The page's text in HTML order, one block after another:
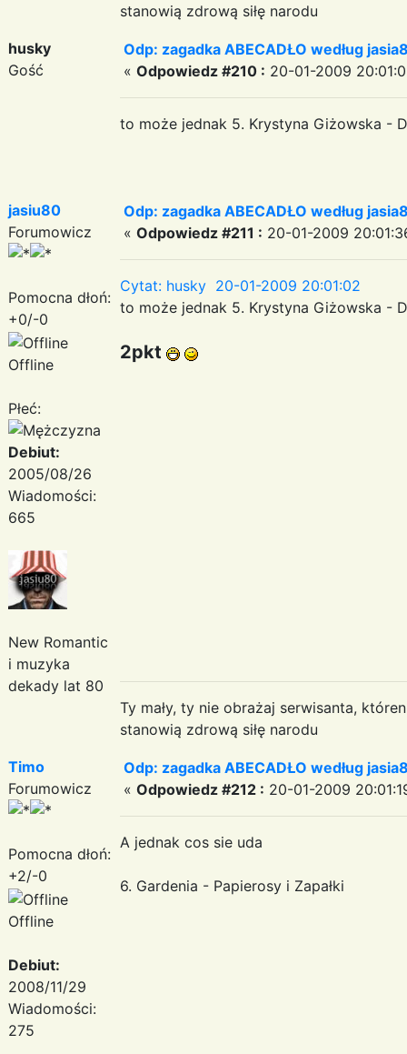
stanowią zdrową siłę narodu
husky
Gość
Odp: zagadka ABECADŁO według
« Odpowiedz #210 : 20-01-2009
to może jednak 5. Krystyna Giżowska -
jasiu80
Forumowicz
Pomocna dłoń:
+0/-0
Offline
Płeć:
Debiut:
2005/08/26
Wiadomości:
665
New Romantic
i muzyka
dekady lat 80
Odp: zagadka ABECADŁO według
« Odpowiedz #211 : 20-01-2009
Cytat: husky 20-01-2009 20:01:02
to może jednak 5. Krystyna Giżowska -
2pkt
Ty mały, ty nie obrażaj serwisanta,
stanowią zdrową siłę narodu
Timo
Forumowicz
Pomocna dłoń:
+2/-0
Offline
Debiut:
2008/11/29
Wiadomości:
275
Odp: zagadka ABECADŁO według
« Odpowiedz #212 : 20-01-2009
A jednak cos sie uda
6. Gardenia - Papierosy i Zapałki